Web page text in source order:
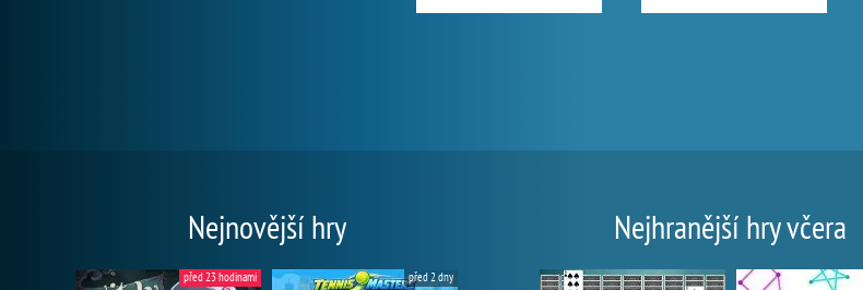
Nejnovější hry
před 23 hodinami před 2 dny
Nejhranější hry včera